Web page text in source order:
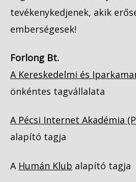
tevékenykedjenek, akik
emberségesek!
Forlong Bt.
A Kereskedelmi és
önkéntes tagvállalata
A Pécsi Internet Akadémia
alapító tagja
A Humán Klub alapító tagja